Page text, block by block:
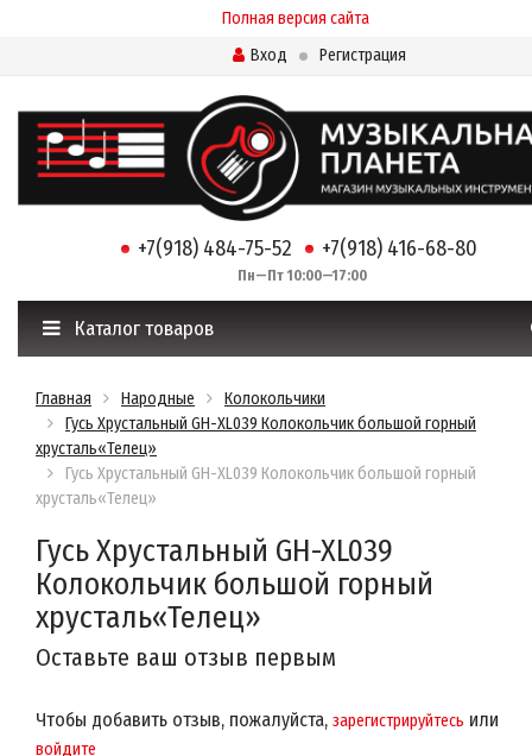
Полная версия сайта
Вход
Регистрация
+7(918) 484-75-52 +7(918) 416-68-80
Пн—Пт 10:00—17:00
Каталог товаров
Главная Народные
Колокольчики
Гусь Хрустальный GH-XL039 Колокольчик большой горный
хрусталь«Телец»
Гусь Хрустальный GH-XL039 Колокольчик большой горный
хрусталь«Телец»
Гусь Хрустальный GH-XL039
Колокольчик большой горный
хрусталь«Телец»
Оставьте ваш отзыв первым
Чтобы добавить отзыв, пожалуйста, зарегистрируйтесь или
войдите